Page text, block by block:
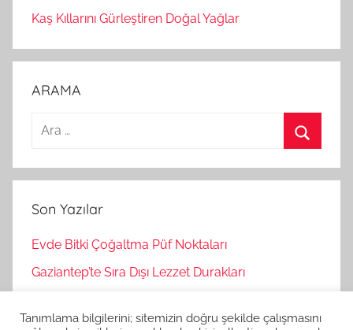
Kaş Kıllarını Gürleştiren Doğal Yağlar
ARAMA
a
a
r
Son Yazılar
Evde Bitki Çoğaltma Püf Noktaları
Gaziantep’te Sıra Dışı Lezzet Durakları
Korku Oyunları İle Stres Atma
Tanımlama bilgilerini; sitemizin doğru şekilde çalışmasını